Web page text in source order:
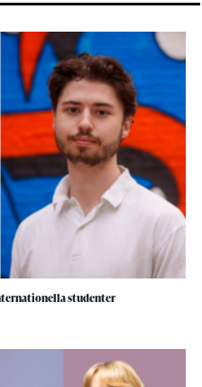
studenter